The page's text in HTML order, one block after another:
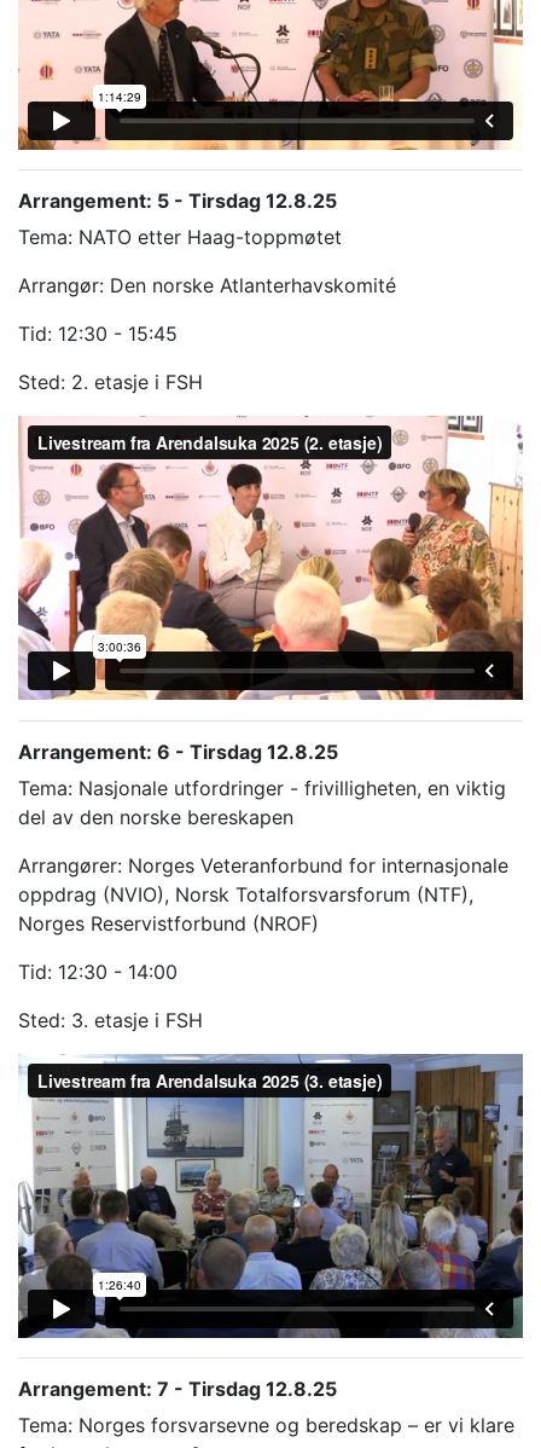
Arrangement: 5 - Tirsdag 12.8.25
Tema: NATO etter Haag-toppmøtet
Arrangør: Den norske Atlanterhavskomité
Tid: 12:30 - 15:45
Sted: 2. etasje i FSH
Arrangement: 6 - Tirsdag 12.8.25
Tema: Nasjonale utfordringer - frivilligheten, en viktig
del av den norske bereskapen
Arrangører: Norges Veteranforbund for internasjonale
oppdrag (NVIO), Norsk Totalforsvarsforum (NTF),
Norges Reservistforbund (NROF)
Tid: 12:30 - 14:00
Sted: 3. etasje i FSH
Arrangement: 7 - Tirsdag 12.8.25
Tema: Norges forsvarsevne og beredskap – er vi klare